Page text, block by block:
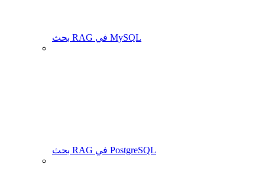
بحث RAG في MySQL
بحث RAG في PostgreSQL